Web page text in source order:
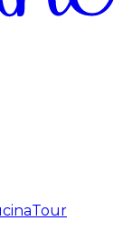
Tour